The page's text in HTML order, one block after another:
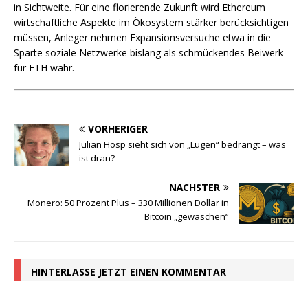
in Sichtweite. Für eine florierende Zukunft wird Ethereum
wirtschaftliche Aspekte im Ökosystem stärker berücksichtigen
müssen, Anleger nehmen Expansionsversuche etwa in die
Sparte soziale Netzwerke bislang als schmückendes Beiwerk
für ETH wahr.
VORHERIGER
Julian Hosp sieht sich von „Lügen“ bedrängt – was
ist dran?
NÄCHSTER
Monero: 50 Prozent Plus – 330 Millionen Dollar in
Bitcoin „gewaschen“
HINTERLASSE JETZT EINEN KOMMENTAR